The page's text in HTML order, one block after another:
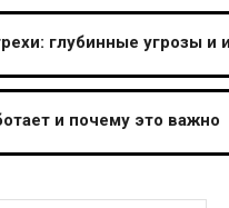
глубинные угрозы и
и почему это важно